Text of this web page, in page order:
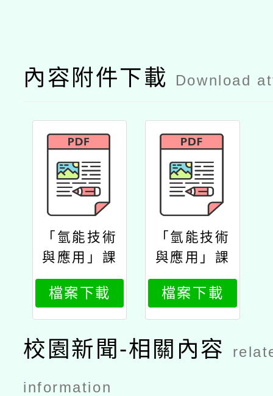
內容附件下載 Download
「氫能技術
與應用」課
程公文
檔案下載
「氫能技術
與應用」課
程簡介
檔案下載
校園新聞-相關內容
information